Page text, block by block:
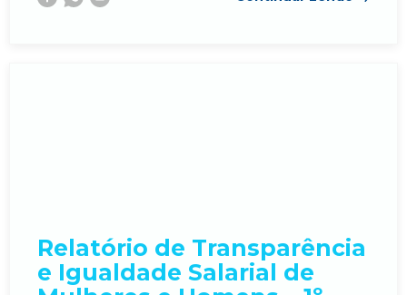
Relatório de Transparência
e Igualdade Salarial de